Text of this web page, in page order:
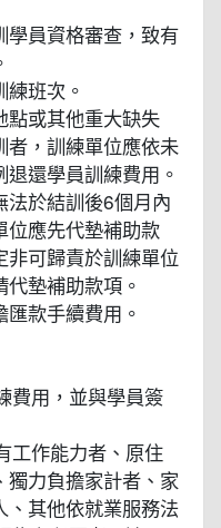
學員資格審查，致有
練班次。
點或其他重大缺失
者，訓練單位應依未
還學員訓練費用。
法於結訓後6個月內
位應先代墊補助款
非可歸責於訓練單位
墊補助款項。
款手續費用。
費用，並與學員簽
工作能力者、原住
獨力負擔家計者、家
、其他依就業服務法